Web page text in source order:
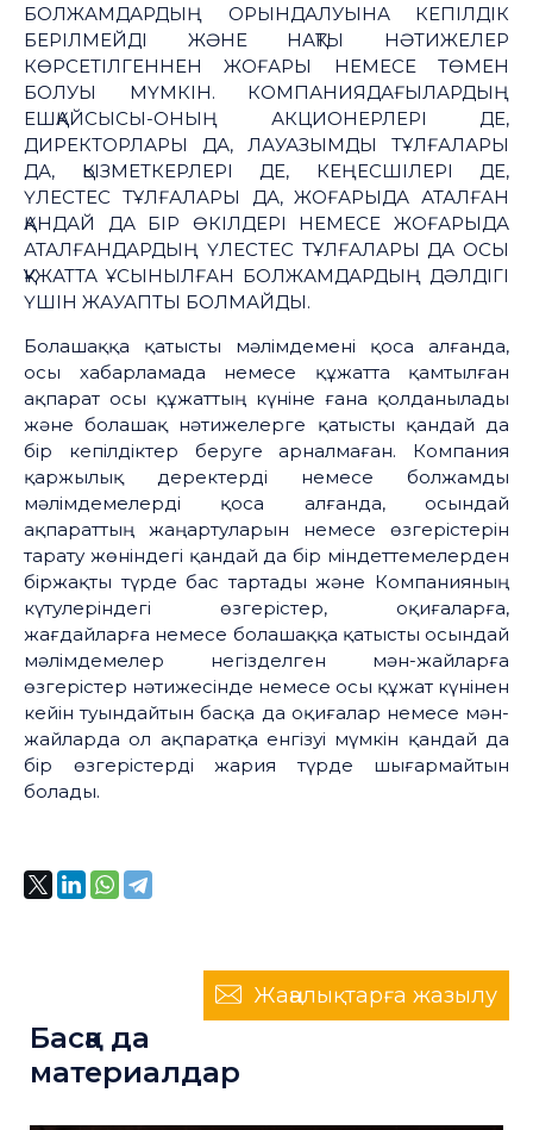
БОЛЖАМДАРДЫҢ ОРЫНДАЛУЫНА КЕПІЛДІК
БЕРІЛМЕЙДІ ЖӘНЕ НАҚТЫ НӘТИЖЕЛЕР
КӨРСЕТІЛГЕННЕН ЖОҒАРЫ НЕМЕСЕ ТӨМЕН
БОЛУЫ МҮМКІН. КОМПАНИЯДАҒЫЛАРДЫҢ
ЕШҚАЙСЫСЫ-ОНЫҢ АКЦИОНЕРЛЕРІ ДЕ,
ДИРЕКТОРЛАРЫ ДА, ЛАУАЗЫМДЫ ТҰЛҒАЛАРЫ
ДА, ҚЫЗМЕТКЕРЛЕРІ ДЕ, КЕҢЕСШІЛЕРІ ДЕ,
ҮЛЕСТЕС ТҰЛҒАЛАРЫ ДА, ЖОҒАРЫДА АТАЛҒАН
ҚАНДАЙ ДА БІР ӨКІЛДЕРІ НЕМЕСЕ ЖОҒАРЫДА
АТАЛҒАНДАРДЫҢ ҮЛЕСТЕС ТҰЛҒАЛАРЫ ДА ОСЫ
ҚҰЖАТТА ҰСЫНЫЛҒАН БОЛЖАМДАРДЫҢ ДӘЛДІГІ
ҮШІН ЖАУАПТЫ БОЛМАЙДЫ.
Болашаққа қатысты мәлімдемені қоса алғанда,
осы хабарламада немесе құжатта қамтылған
ақпарат осы құжаттың күніне ғана қолданылады
және болашақ нәтижелерге қатысты қандай да
бір кепілдіктер беруге арналмаған. Компания
қаржылық деректерді немесе болжамды
мәлімдемелерді қоса алғанда, осындай
ақпараттың жаңартуларын немесе өзгерістерін
тарату жөніндегі қандай да бір міндеттемелерден
біржақты түрде бас тартады және Компанияның
күтулеріндегі өзгерістер, оқиғаларға,
жағдайларға немесе болашаққа қатысты осындай
мәлімдемелер негізделген мән-жайларға
өзгерістер нәтижесінде немесе осы құжат күнінен
кейін туындайтын басқа да оқиғалар немесе мән-
жайларда ол ақпаратқа енгізуі мүмкін қандай да
бір өзгерістерді жария түрде шығармайтын
болады.
Жаңалықтарға жазылу
Басқа да
материалдар